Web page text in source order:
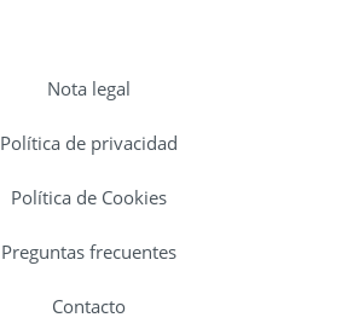
Nota legal
Política de privacidad
Política de Cookies
Preguntas frecuentes
Contacto